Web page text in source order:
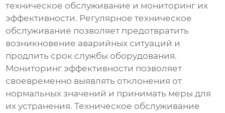
техническое обслуживание и мониторинг их
эффективности. Регулярное техническое
обслуживание позволяет предотвратить
возникновение аварийных ситуаций и
продлить срок службы оборудования.
Мониторинг эффективности позволяет
своевременно выявлять отклонения от
нормальных значений и принимать меры для
их устранения. Техническое обслуживание